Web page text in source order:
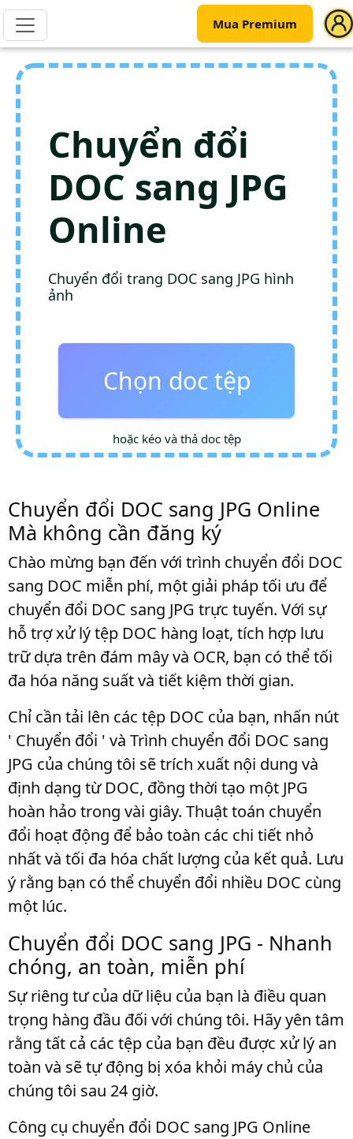
Mua Premium
Chuyển đổi
DOC sang JPG
Online
Chuyển đổi trang DOC sang JPG hình
ảnh
Chọn doc tệp
hoặc kéo và thả doc tệp
Chuyển đổi DOC sang JPG Online
Mà không cần đăng ký
Chào mừng bạn đến với trình chuyển đổi DOC
sang DOC miễn phí, một giải pháp tối ưu để
chuyển đổi DOC sang JPG trực tuyến. Với sự
hỗ trợ xử lý tệp DOC hàng loạt, tích hợp lưu
trữ dựa trên đám mây và OCR, bạn có thể tối
đa hóa năng suất và tiết kiệm thời gian.
Chỉ cần tải lên các tệp DOC của bạn, nhấn nút
' Chuyển đổi ' và Trình chuyển đổi DOC sang
JPG của chúng tôi sẽ trích xuất nội dung và
định dạng từ DOC, đồng thời tạo một JPG
hoàn hảo trong vài giây. Thuật toán chuyển
đổi hoạt động để bảo toàn các chi tiết nhỏ
nhất và tối đa hóa chất lượng của kết quả. Lưu
ý rằng bạn có thể chuyển đổi nhiều DOC cùng
một lúc.
Chuyển đổi DOC sang JPG - Nhanh
chóng, an toàn, miễn phí
Sự riêng tư của dữ liệu của bạn là điều quan
trọng hàng đầu đối với chúng tôi. Hãy yên tâm
rằng tất cả các tệp của bạn đều được xử lý an
toàn và sẽ tự động bị xóa khỏi máy chủ của
chúng tôi sau 24 giờ.
Công cụ chuyển đổi DOC sang JPG Online